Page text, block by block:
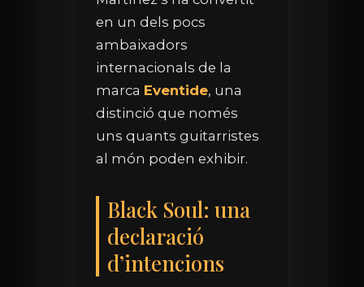
en un dels pocs
ambaixadors
internacionals de la
marca Eventide, una
distinció que només
uns quants guitarristes
al món poden exhibir.
Black Soul: una
declaració
d’intencions